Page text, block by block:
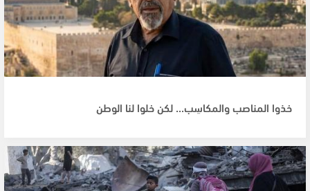
خذوا المناصب والمكاسِب... لكن خلوا لنا الوطن